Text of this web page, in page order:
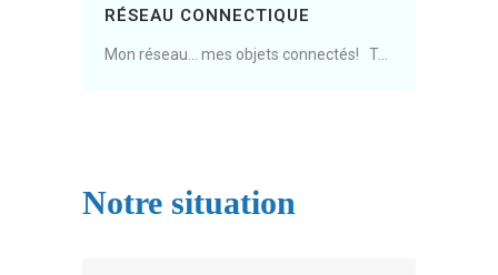
RÉSEAU CONNECTIQUE
Mon réseau… mes objets connectés! Tout connecter et tous connectés ! La box TV, le téléphone, les caméras, l’alarme, la domotique, le chauffage, le système audio, l’imprimante, l’ouverture de porte, les panneaux photovoltaïques, le nas… il faut les connecter au réseau local, à internet,......
Notre situation